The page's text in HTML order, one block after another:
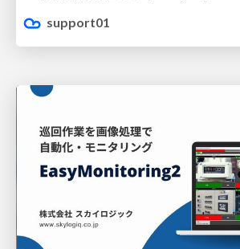
support01